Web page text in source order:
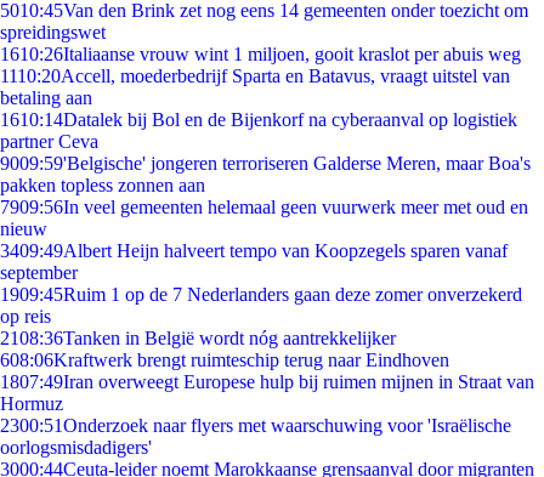
5010:45Van den Brink zet nog eens 14 gemeenten onder toezicht om
spreidingswet
1610:26Italiaanse vrouw wint 1 miljoen, gooit kraslot per abuis weg
1110:20Accell, moederbedrijf Sparta en Batavus, vraagt uitstel van
betaling aan
1610:14Datalek bij Bol en de Bijenkorf na cyberaanval op logistiek
partner Ceva
9009:59'Belgische' jongeren terroriseren Galderse Meren, maar Boa's
pakken topless zonnen aan
7909:56In veel gemeenten helemaal geen vuurwerk meer met oud en
nieuw
3409:49Albert Heijn halveert tempo van Koopzegels sparen vanaf
september
1909:45Ruim 1 op de 7 Nederlanders gaan deze zomer onverzekerd
op reis
2108:36Tanken in België wordt nóg aantrekkelijker
608:06Kraftwerk brengt ruimteschip terug naar Eindhoven
1807:49Iran overweegt Europese hulp bij ruimen mijnen in Straat van
Hormuz
2300:51Onderzoek naar flyers met waarschuwing voor 'Israëlische
oorlogsmisdadigers'
3000:44Ceuta-leider noemt Marokkaanse grensaanval door migranten